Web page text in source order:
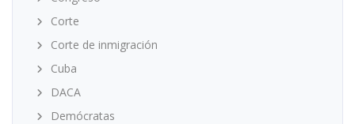
Corte
Corte de inmigración
Cuba
DACA
Demócratas